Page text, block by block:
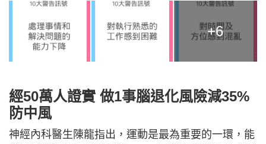
+6
經50萬人證實 做1事腦退化風險減35%
防中風
神經內科醫生陳龍指出，運動是最為重要的一環，能